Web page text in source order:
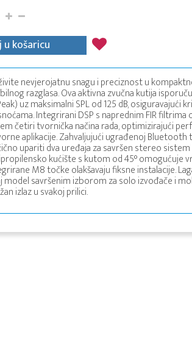
košaricu
nevjerojatnu snagu i preciznost u
razglasa. Ova aktivna zvučna kutija
uz maksimalni SPL od 125 dB, osiguravajući
Integrirani DSP s naprednim FIR
četiri tvornička načina rada, optimizirajući
aplikacije. Zahvaljujući ugrađenoj
upariti dva uređaja za savršen stereo
kućište s kutom od 45° omogućuje
M8 točke olakšavaju fiksne instalacije.
model savršenim izborom za solo izvođače i
izlaz u svakoj prilici.